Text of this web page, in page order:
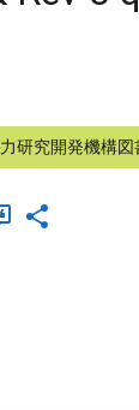
研究開発機構